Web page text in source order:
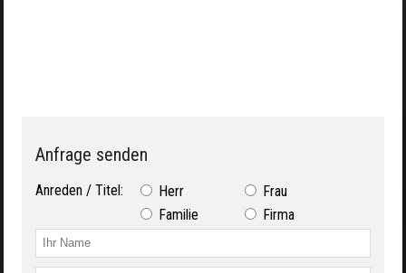
Anfrage senden
Anreden / Titel: Herr
Frau
Familie
Firma